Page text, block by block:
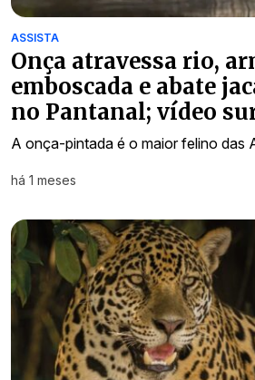
ASSISTA
Onça atravessa rio,
emboscada e abate
no Pantanal; vídeo
A onça-pintada é o maior felino das
há 1 meses